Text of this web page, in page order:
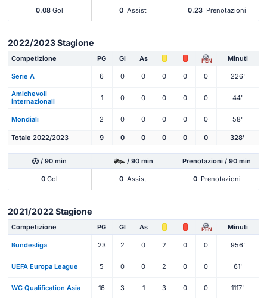
0.08 Gol 0 Assist 0.23 Prenotazioni
2022/2023 Stagione
Competizione PG Gl As PEN Minuti
Serie A 6 0 0 0 0 0 226'
Amichevoli
internazionali
1 0 0 0 0 0 44'
Mondiali 2 0 0 0 0 0 58'
Totale 2022/2023 9 0 0 0 0 0 328'
/ 90 min / 90 min Prenotazioni / 90 min
0 Gol 0 Assist 0 Prenotazioni
2021/2022 Stagione
Competizione PG Gl As PEN Minuti
Bundesliga 23 2 0 2 0 0 956'
UEFA Europa League 5 0 0 2 0 0 61'
WC Qualification Asia 16 3 1 3 0 0 1117'